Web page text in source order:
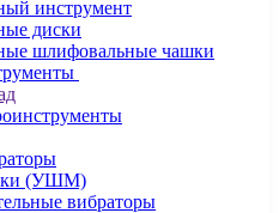
инструмент
диски
шлифовальные чашки
(УШМ)
вибраторы